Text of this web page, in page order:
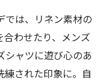
選びポイント
げる夏服選びの
では、リネン素材の
わせたり、メンズ
シャツに遊び心のあ
練された印象に。自